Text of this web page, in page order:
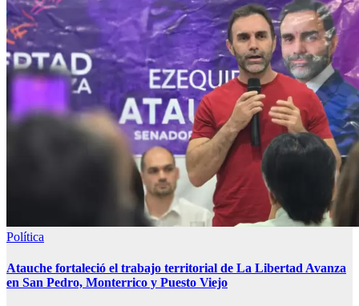
Política
Atauche fortaleció el trabajo territorial de La Libertad Avanza
en San Pedro, Monterrico y Puesto Viejo